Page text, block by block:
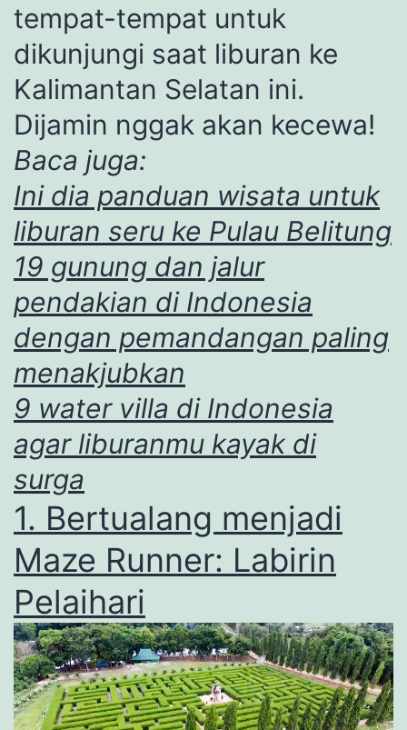
tempat-tempat untuk
dikunjungi saat liburan ke
Kalimantan Selatan ini.
Dijamin nggak akan kecewa!
Baca juga:
Ini dia panduan wisata untuk
liburan seru ke Pulau Belitung
19 gunung dan jalur
pendakian di Indonesia
dengan pemandangan paling
menakjubkan
9 water villa di Indonesia
agar liburanmu kayak di
surga
1. Bertualang menjadi
Maze Runner: Labirin
Pelaihari